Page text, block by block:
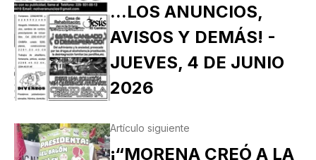
...LOS ANUNCIOS,
AVISOS Y DEMÁS! -
JUEVES, 4 DE JUNIO
2026
Artículo siguiente
¡“MORENA CREÓ A LA